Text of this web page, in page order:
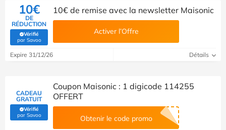
10€
DE
RÉDUCTION
Vérifié
par Savoo(Vérifié par Savoo)
10€ de remise avec la newsletter Maisonic
Activer l’Offre
Expire 31/12/26 Détails
CADEAU
GRATUIT
Vérifié
par Savoo(Vérifié par Savoo)
Coupon Maisonic : 1 digicode 114255
OFFERT
Obtenir le code promo